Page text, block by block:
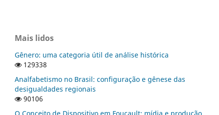
Mais lidos
Gênero: uma categoria útil de análise histórica
129338
Analfabetismo no Brasil: configuração e gênese das
desigualdades regionais
90106
O Conceito de Dispositivo em Foucault: mídia e produção